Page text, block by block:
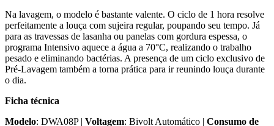
Na lavagem, o modelo é bastante valente. O ciclo de 1 hora resolve
perfeitamente a louça com sujeira regular, poupando seu tempo. Já
para as travessas de lasanha ou panelas com gordura espessa, o
programa Intensivo aquece a água a 70°C, realizando o trabalho
pesado e eliminando bactérias. A presença de um ciclo exclusivo de
Pré-Lavagem também a torna prática para ir reunindo louça durante
o dia.
Ficha técnica
Modelo: DWA08P | Voltagem: Bivolt Automático | Consumo de